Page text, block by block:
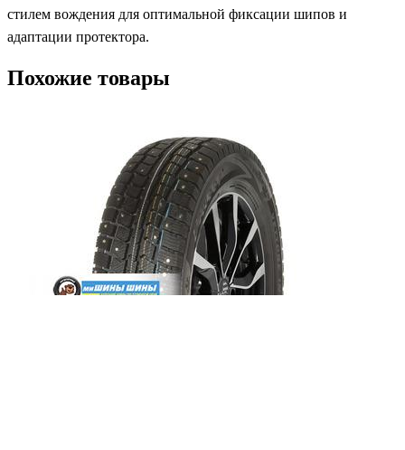
стилем вождения для оптимальной фиксации шипов и
адаптации протектора.
Похожие товары